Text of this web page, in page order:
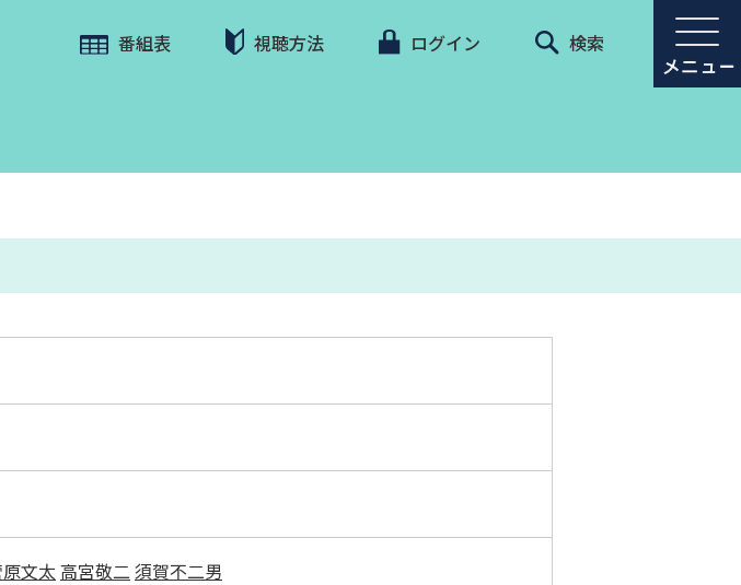
番組表 視聴方法 ログイン 検索
文太 高宮敬二須賀不二男